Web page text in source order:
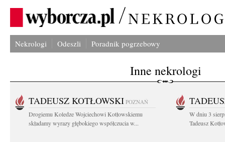
Nekrologi Odeszli Poradnik pogrzebowy
Inne nekrologi
TADEUSZ KOTŁOWSKI POZNAŃ
Drogiemu Koledze Wojciechowi Kotłowskiemu
składamy wyrazy głębokiego współczucia w...
W dniu 3
Tadeusz